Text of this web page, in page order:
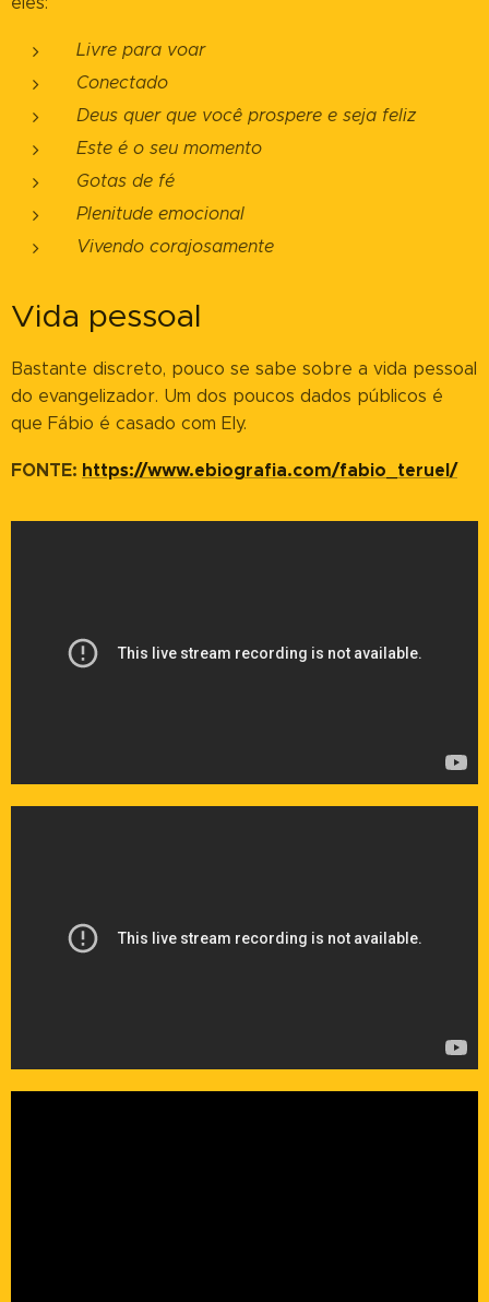
Livre para voar
Conectado
Deus quer que você prospere e seja feliz
Este é o seu momento
Gotas de fé
Plenitude emocional
Vivendo corajosamente
Vida pessoal
Bastante discreto, pouco se sabe sobre a vida pessoal
do evangelizador. Um dos poucos dados públicos é
que Fábio é casado com Ely.
FONTE: https://www.ebiografia.com/fabio_teruel/